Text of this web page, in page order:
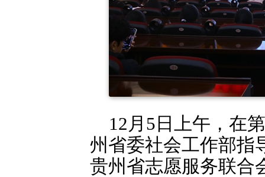
12月5日上午，在
州省委社会工作部指
贵州省志愿服务联合